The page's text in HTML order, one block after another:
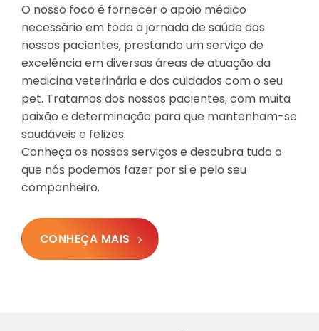
O nosso foco é fornecer o apoio médico
necessário em toda a jornada de saúde dos
nossos pacientes, prestando um serviço de
excelência em diversas áreas de atuação da
medicina veterinária e dos cuidados com o seu
pet. Tratamos dos nossos pacientes, com muita
paixão e determinação para que mantenham-se
saudáveis e felizes.
Conheça os nossos serviços e descubra tudo o
que nós podemos fazer por si e pelo seu
companheiro.
CONHEÇA MAIS